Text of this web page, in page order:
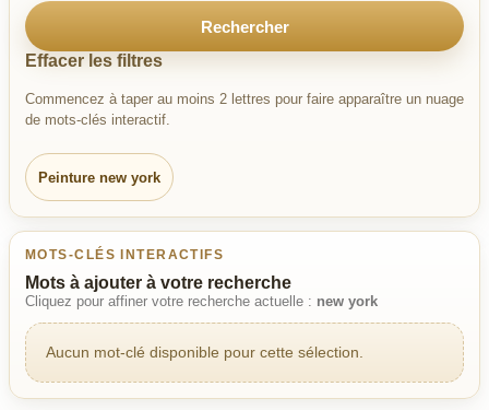
Rechercher
Effacer les filtres
Commencez à taper au moins 2 lettres pour faire apparaître un nuage
de mots-clés interactif.
Peinture new york
MOTS-CLÉS INTERACTIFS
Mots à ajouter à votre recherche
Cliquez pour affiner votre recherche actuelle : new york
Aucun mot-clé disponible pour cette sélection.